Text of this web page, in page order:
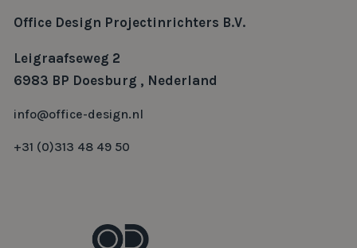
Office Design Projectinrichters B.V.
Leigraafseweg 2
6983 BP Doesburg , Nederland
info@office-design.nl
+31 (0)313 48 49 50